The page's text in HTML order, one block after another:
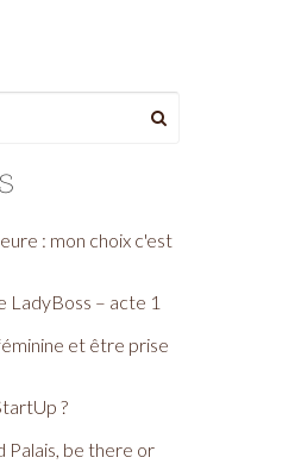
: mon choix c'est
LadyBoss – acte 1
et être prise
?
Palais, be there or